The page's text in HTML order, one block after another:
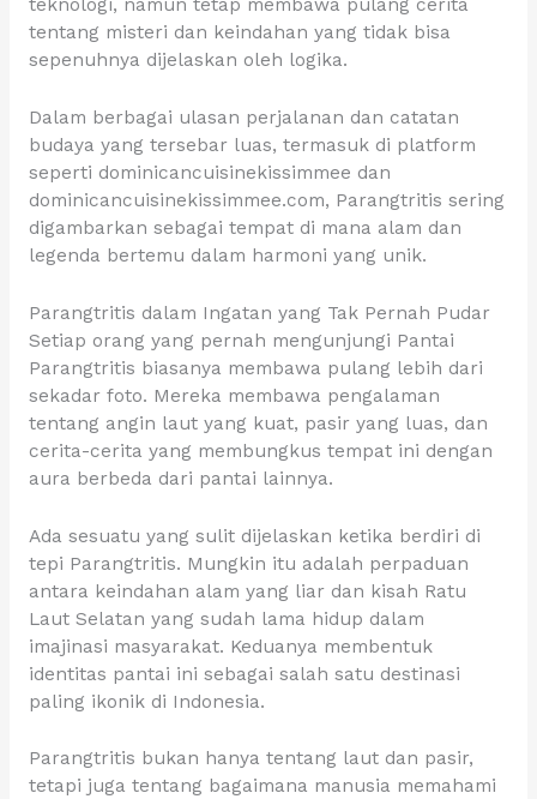
teknologi, namun tetap membawa pulang cerita
tentang misteri dan keindahan yang tidak bisa
sepenuhnya dijelaskan oleh logika.
Dalam berbagai ulasan perjalanan dan catatan
budaya yang tersebar luas, termasuk di platform
seperti dominicancuisinekissimmee dan
dominicancuisinekissimmee.com, Parangtritis sering
digambarkan sebagai tempat di mana alam dan
legenda bertemu dalam harmoni yang unik.
Parangtritis dalam Ingatan yang Tak Pernah Pudar
Setiap orang yang pernah mengunjungi Pantai
Parangtritis biasanya membawa pulang lebih dari
sekadar foto. Mereka membawa pengalaman
tentang angin laut yang kuat, pasir yang luas, dan
cerita-cerita yang membungkus tempat ini dengan
aura berbeda dari pantai lainnya.
Ada sesuatu yang sulit dijelaskan ketika berdiri di
tepi Parangtritis. Mungkin itu adalah perpaduan
antara keindahan alam yang liar dan kisah Ratu
Laut Selatan yang sudah lama hidup dalam
imajinasi masyarakat. Keduanya membentuk
identitas pantai ini sebagai salah satu destinasi
paling ikonik di Indonesia.
Parangtritis bukan hanya tentang laut dan pasir,
tetapi juga tentang bagaimana manusia memahami